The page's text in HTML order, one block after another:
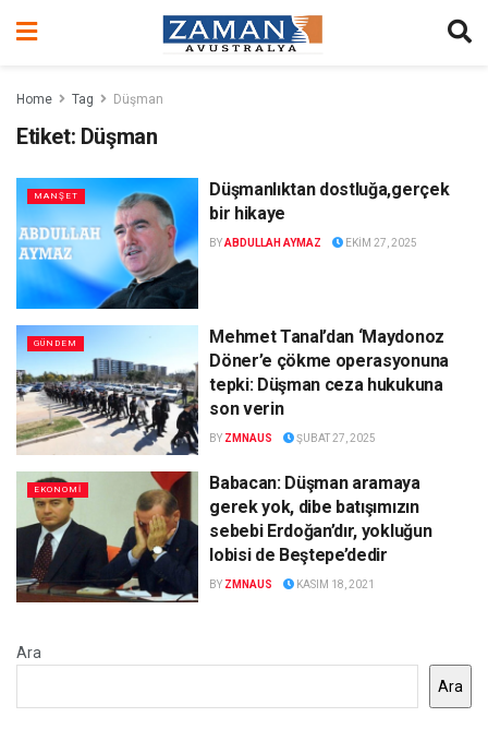
Home Tag Düşman
Etiket: Düşman
MANŞET
Düşmanlıktan dostluğa,gerçek
bir hikaye
BYABDULLAH AYMAZ EKIM 27, 2025
GÜNDEM
Mehmet Tanal’dan ‘Maydonoz
Döner’e çökme operasyonuna
tepki: Düşman ceza hukukuna
son verin
BY ZMNAUS ŞUBAT 27, 2025
EKONOMİ
Babacan: Düşman aramaya
gerek yok, dibe batışımızın
sebebi Erdoğan’dır, yokluğun
lobisi de Beştepe’dedir
BY ZMNAUS KASIM 18, 2021
Ara
Ara